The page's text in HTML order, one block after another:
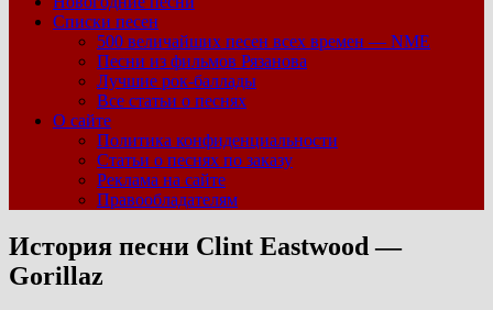
Списки песен
500 величайших песен всех времен — NME
Песни из фильмов Рязанова
Лучшие рок-баллады
Все статьи о песнях
О сайте
Политика конфиденциальности
Статьи о песнях по заказу
Реклама на сайте
Правообладателям
История песни Clint Eastwood —
Gorillaz